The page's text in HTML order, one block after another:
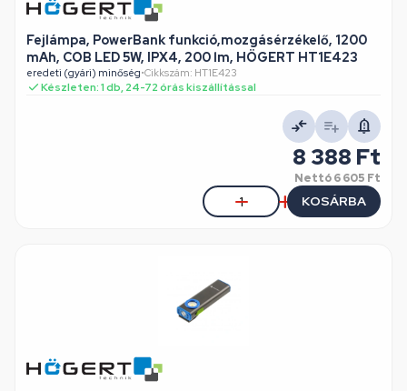
Fejlámpa, PowerBank funkció,mozgásérzékelő, 1200
mAh, COB LED 5W, IPX4, 200 lm, HÖGERT HT1E423
eredeti (gyári) minőség•Cikkszám: HT1E423
Készleten: 1 db, 24-72 órás kiszállítással
8 388 Ft
Nettó6 605 Ft
KOSÁRBA